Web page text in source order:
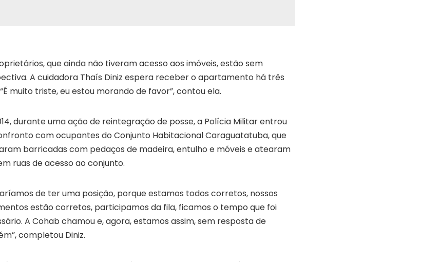
que ainda não tiveram acesso aos imóveis, estão sem
A cuidadora Thaís Diniz espera receber o apartamento há três
muito triste, eu estou morando de favor”, contou ela.
durante uma ação de reintegração de posse, a Polícia Militar entrou
com ocupantes do Conjunto Habitacional Caraguatatuba, que
barricadas com pedaços de madeira, entulho e móveis e atearam
ruas de acesso ao conjunto.
de ter uma posição, porque estamos todos corretos, nossos
estão corretos, participamos da fila, ficamos o tempo que foi
A Cohab chamou e, agora, estamos assim, sem resposta de
completou Diniz.